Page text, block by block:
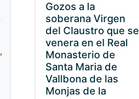
,
Gozos a la
soberana Virgen
del Claustro que se
venera en el Real
Monasterio de
Santa Maria de
Vallbona de las
Monjas de la